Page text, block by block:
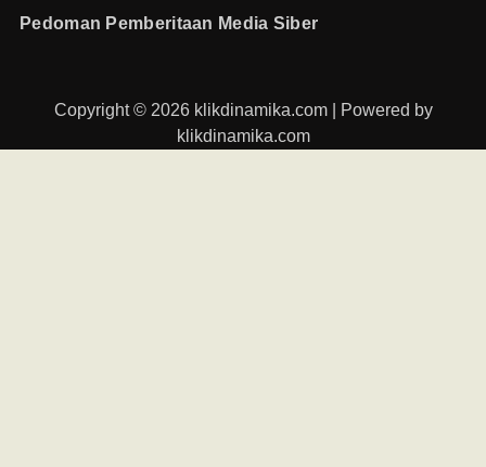
Pedoman Pemberitaan Media Siber
Copyright © 2026 klikdinamika.com | Powered by
klikdinamika.com